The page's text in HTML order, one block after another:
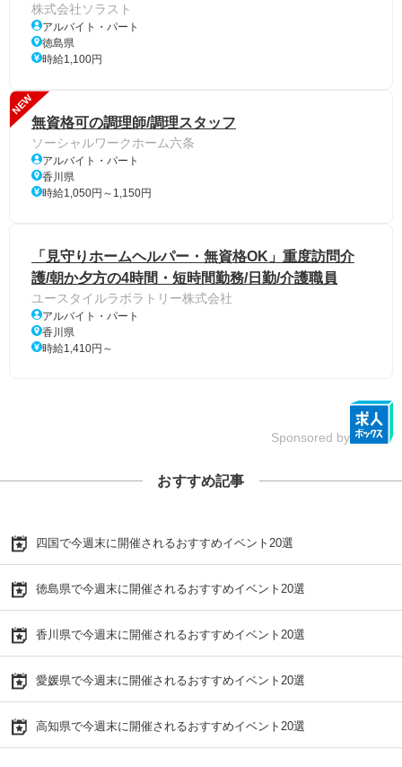
株式会社ソラスト
アルバイト・パート
徳島県
時給1,100円
NEW
無資格可の調理師/調理スタッフ
ソーシャルワークホーム六条
アルバイト・パート
香川県
時給1,050円～1,150円
「見守りホームヘルパー・無資格OK」重度訪問介
護/朝か夕方の4時間・短時間勤務/日勤/介護職員
ユースタイルラボラトリー株式会社
アルバイト・パート
香川県
時給1,410円～
Sponsored by
おすすめ記事
四国で今週末に開催されるおすすめイベント20選
徳島県で今週末に開催されるおすすめイベント20選
香川県で今週末に開催されるおすすめイベント20選
愛媛県で今週末に開催されるおすすめイベント20選
高知県で今週末に開催されるおすすめイベント20選